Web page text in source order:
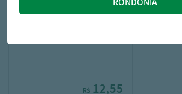
cottonbaby
R$ 12,55